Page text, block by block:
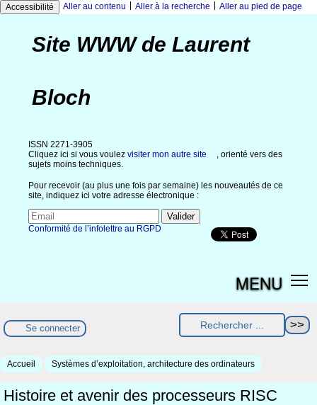
Accessibilité Aller au contenu Aller à la recherche Aller au pied de page
Site WWW de Laurent
Bloch
ISSN 2271-3905
Cliquez ici si vous voulez visiter mon autre site
, orienté vers des
sujets moins techniques.
Pour recevoir (au plus une fois par semaine) les nouveautés de ce
site, indiquez ici votre adresse électronique :
Conformité de l’infolettre au RGPD
MENU
Se connecter
Accueil Systèmes d’exploitation, architecture des ordinateurs
Histoire et avenir des processeurs RISC